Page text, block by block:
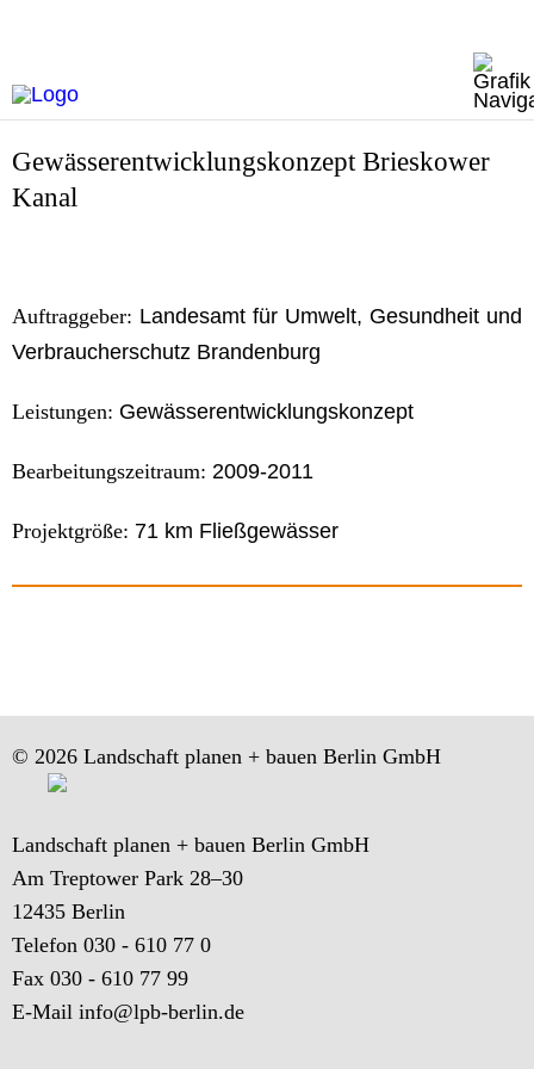
Gewässerentwicklungskonzept Brieskower
Kanal
Auftraggeber: Landesamt für Umwelt, Gesundheit und
Verbraucherschutz Brandenburg
Leistungen: Gewässerentwicklungskonzept
Bearbeitungszeitraum: 2009-2011
Projektgröße: 71 km Fließgewässer
© 2026 Landschaft planen + bauen Berlin GmbH
Landschaft planen + bauen Berlin GmbH
Am Treptower Park 28–30
12435 Berlin
Telefon 030 - 610 77 0
Fax 030 - 610 77 99
E-Mail info@lpb-berlin.de